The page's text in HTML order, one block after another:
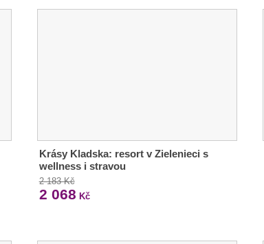
Krásy Kladska: resort v Zielenieci s
wellness i stravou
2 183 Kč
2 068 Kč